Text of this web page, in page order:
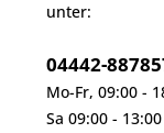
unter:
04442-
Mo-Fr, 09:00 -
Sa 09:00 -